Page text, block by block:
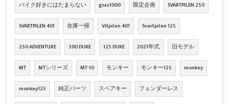
バイク好きにはたまらない gsxs1000 限定企画 SVARTPILEN 250
SVARTPILEN 401 在庫一掃 Vitpilen 401 Svartpilen 125
250 ADVENTURE 390 DUKE 125 DUKE 2021年式 旧モデル
MT MTシリーズ MT-10 モンキー モンキー125 monkey
monkey125 純正パーツ スペアキー フェンダーレス